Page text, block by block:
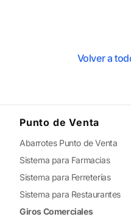
Volver a
Punto de Venta
Abarrotes Punto de Venta
Sistema para Farmacias
Sistema para Ferreterías
Sistema para Restaurantes
Giros Comerciales